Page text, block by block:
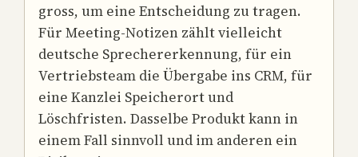
gross, um eine Entscheidung zu tragen.
Für Meeting-Notizen zählt vielleicht
deutsche Sprechererkennung, für ein
Vertriebsteam die Übergabe ins CRM, für
eine Kanzlei Speicherort und
Löschfristen. Dasselbe Produkt kann in
einem Fall sinnvoll und im anderen ein